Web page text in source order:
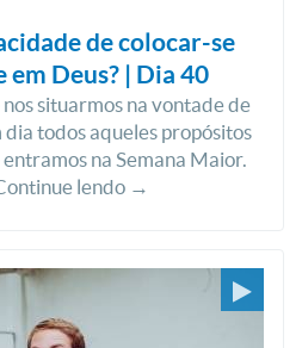
de colocar-se
Deus? | Dia 40
situarmos na vontade de
dia todos aqueles propósitos
na Semana Maior.
lendo →